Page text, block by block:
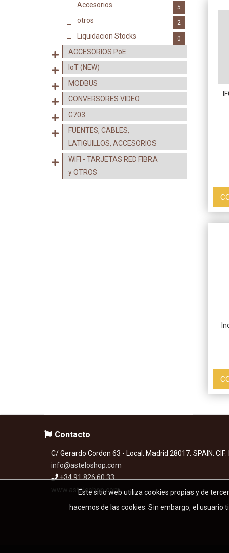
Accesorios 5
otros 2
Liquidacion Stocks 0
ACCESORIOS PoE
IoT (NEW)
MODBUS
CONVERSORES VIDEO
G703.
FUENTES, CABLES,
LATIGUILLOS, ACCESORIOS
WIFI - TARJETAS RED FIBRA
y OTROS
Contacto
C/ Gerardo Cordon 63 - Local. Madrid 28017. SPAIN.
info@asteloshop.com
+34 91 826 60 33
www.asteloshop.com
Este sitio web utiliza cookies propias y de
hacemos de las cookies. Sin embargo, el usuario